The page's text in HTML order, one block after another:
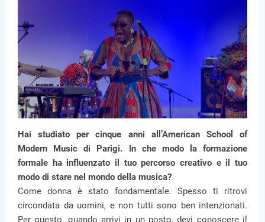
Hai studiato per cinque anni all’American School of
Modern Music di Parigi. In che modo la formazione
formale ha influenzato il tuo percorso creativo e il tuo
modo di stare nel mondo della musica?
Come donna è stato fondamentale. Spesso ti ritrovi
circondata da uomini, e non tutti sono ben intenzionati.
Per questo, quando arrivi in un posto, devi conoscere il